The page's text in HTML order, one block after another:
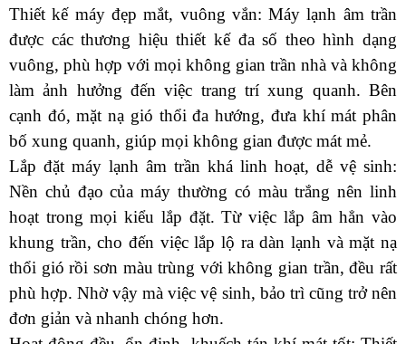
Thiết kế máy đẹp mắt, vuông vắn: Máy lạnh âm trần
được các thương hiệu thiết kế đa số theo hình dạng
vuông, phù hợp với mọi không gian trần nhà và không
làm ảnh hưởng đến việc trang trí xung quanh. Bên
cạnh đó, mặt nạ gió thổi đa hướng, đưa khí mát phân
bố xung quanh, giúp mọi không gian được mát mẻ.
Lắp đặt máy lạnh âm trần khá linh hoạt, dễ vệ sinh:
Nền chủ đạo của máy thường có màu trắng nên linh
hoạt trong mọi kiểu lắp đặt. Từ việc lắp âm hẳn vào
khung trần, cho đến việc lắp lộ ra dàn lạnh và mặt nạ
thổi gió rồi sơn màu trùng với không gian trần, đều rất
phù hợp. Nhờ vậy mà việc vệ sinh, bảo trì cũng trở nên
đơn giản và nhanh chóng hơn.